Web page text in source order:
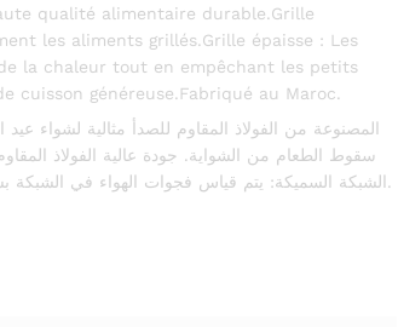
qualité alimentaire durable.Grille
les aliments grillés.Grille épaisse : Les
la chaleur tout en empêchant les petits
cuisson généreuse.Fabriqué au Maroc.
سقوط الطعام من الشواية. جودة عالية الفولاذ
الشبكة السميكة: يتم قياس فجوات الهواء في الشبكة بشكل مثالي لضمان توزيع منتظم للحرارة مع منع قطع الطعام الصغيرة من السقوط عبر الشبكة. صنع في المغرب.